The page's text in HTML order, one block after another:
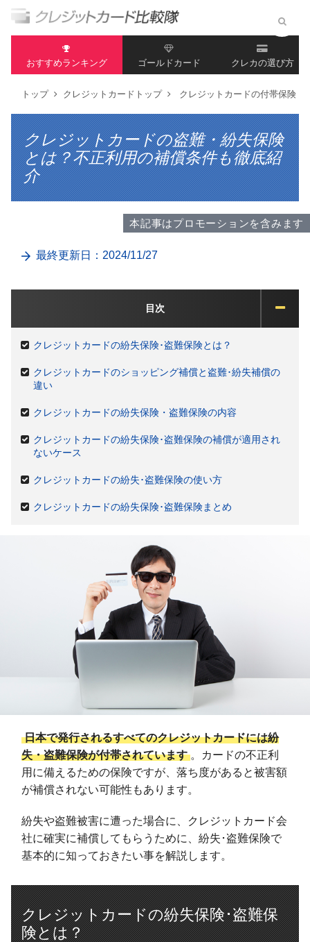
おすすめランキング ゴールドカード クレカの選び方
トップ クレジットカードトップ クレジットカードの付帯保険
クレジットカードの盗難・紛失保険
とは？不正利用の補償条件も徹底紹
介
本記事はプロモーションを含みます
最終更新日：2024/11/27
目次
クレジットカードの紛失保険･盗難保険とは？
クレジットカードのショッピング補償と盗難･紛失補償の
違い
クレジットカードの紛失保険・盗難保険の内容
クレジットカードの紛失保険･盗難保険の補償が適用され
ないケース
クレジットカードの紛失･盗難保険の使い方
クレジットカードの紛失保険･盗難保険まとめ
日本で発行されるすべてのクレジットカードには紛
失・盗難保険が付帯されています 。カードの不正利
用に備えるための保険ですが、落ち度があると被害額
が補償されない可能性もあります。
紛失や盗難被害に遭った場合に、クレジットカード会
社に確実に補償してもらうために、紛失･盗難保険で
基本的に知っておきたい事を解説します。
クレジットカードの紛失保険･盗難保
険とは？